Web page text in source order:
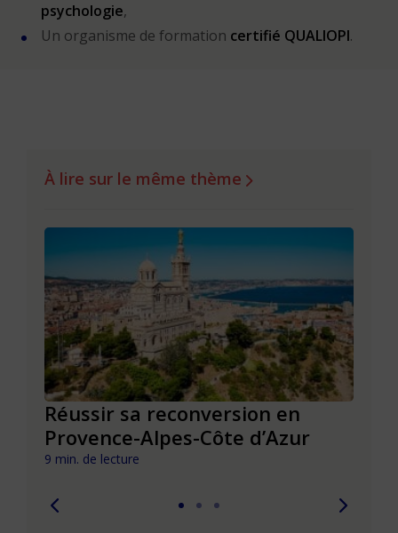
psychologie,
Un organisme de formation certifié QUALIOPI.
À lire sur le même thème
Réussir sa reconversion en
Provence-Alpes-Côte d’Azur
9 min. de lecture